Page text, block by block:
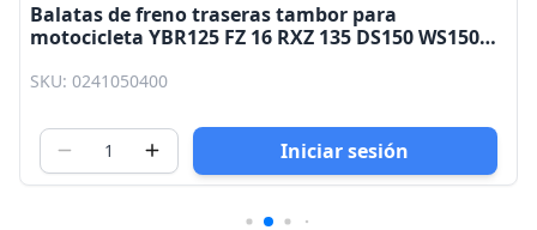
Balatas de freno traseras tambor para
motocicleta YBR125 FZ 16 RXZ 135 DS150 WS150
SKU: 0241050400
Iniciar sesión